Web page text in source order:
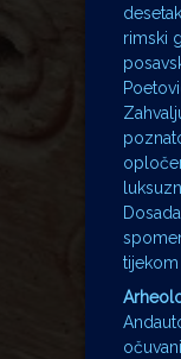
rimski